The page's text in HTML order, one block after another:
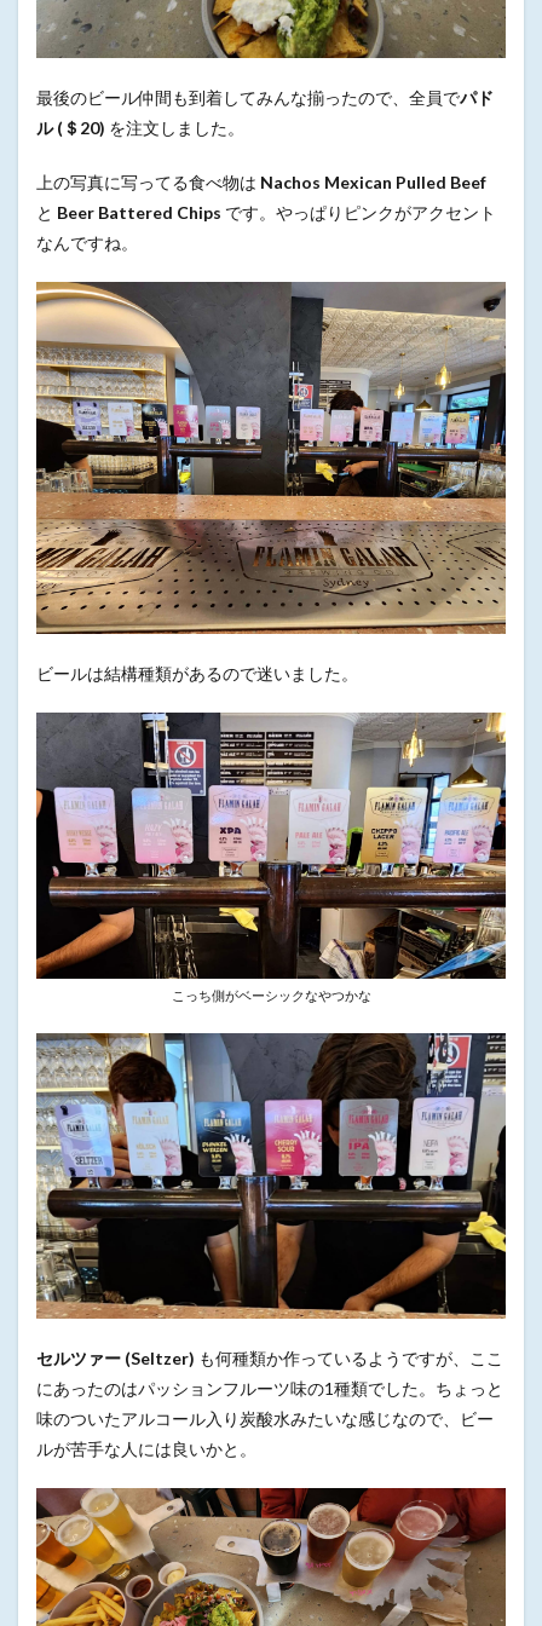
最後のビール仲間も到着してみんな揃ったので、全員でパド
ル (＄20) を注文しました。
上の写真に写ってる食べ物は Nachos Mexican Pulled Beef
と Beer Battered Chips です。やっぱりピンクがアクセント
なんですね。
ビールは結構種類があるので迷いました。
こっち側がベーシックなやつかな
セルツァー (Seltzer) も何種類か作っているようですが、ここ
にあったのはパッションフルーツ味の1種類でした。ちょっと
味のついたアルコール入り炭酸水みたいな感じなので、ビー
ルが苦手な人には良いかと。